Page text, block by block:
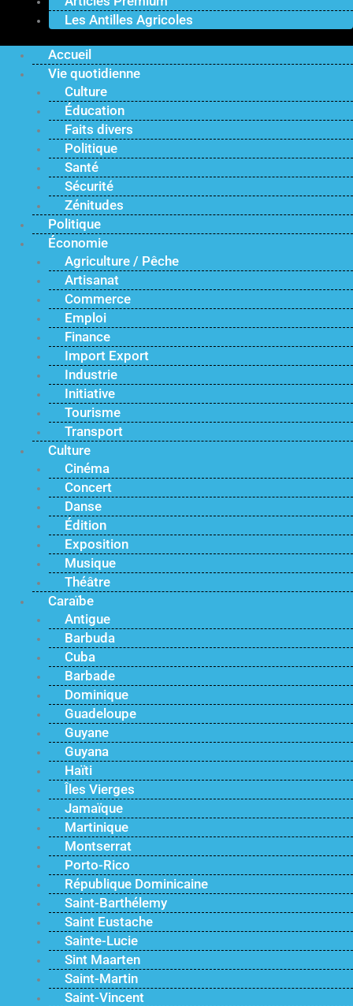
Les Antilles Agricoles
Accueil
Vie quotidienne
Culture
Éducation
Faits divers
Politique
Santé
Sécurité
Zénitudes
Politique
Économie
Agriculture / Pêche
Artisanat
Commerce
Emploi
Finance
Import Export
Industrie
Initiative
Tourisme
Transport
Culture
Cinéma
Concert
Danse
Édition
Exposition
Musique
Théâtre
Caraïbe
Antigue
Barbuda
Cuba
Barbade
Dominique
Guadeloupe
Guyane
Guyana
Haïti
Îles Vierges
Jamaïque
Martinique
Montserrat
Porto-Rico
République Dominicaine
Saint-Barthélemy
Saint Eustache
Sainte-Lucie
Sint Maarten
Saint-Martin
Saint-Vincent